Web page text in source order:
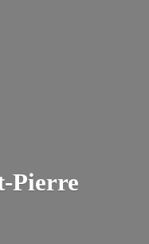
Pierre